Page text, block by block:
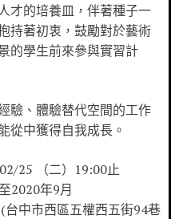
才的培養皿，伴著種子一
持著初衷，鼓勵對於藝術
的學生前來參與實習計
驗、體驗替代空間的工作
從中獲得自我成長。
25 （二）19:00止
2020年9月
中市西區五權西五街94巷